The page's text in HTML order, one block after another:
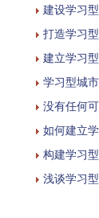
建设学习
打造学习
建立学习
学习型城
没有任何
如何建立
构建学习
浅谈学习